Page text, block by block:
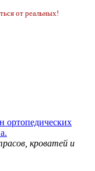
от реальных!
кроватей и